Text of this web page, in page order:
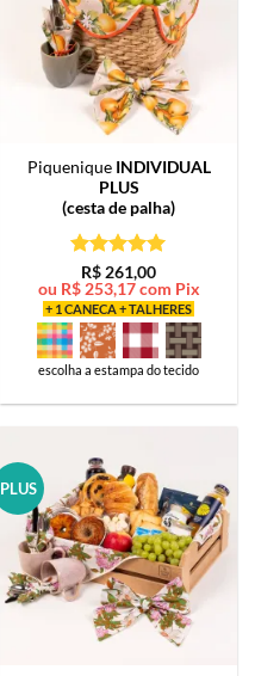
Piquenique INDIVIDUAL
PLUS
(cesta de palha)
Avaliação5
de 5
R$ 261,00
ou R$253,17 com Pix
+ 1 CANECA + TALHERES
escolha a estampa do tecido
PLUS